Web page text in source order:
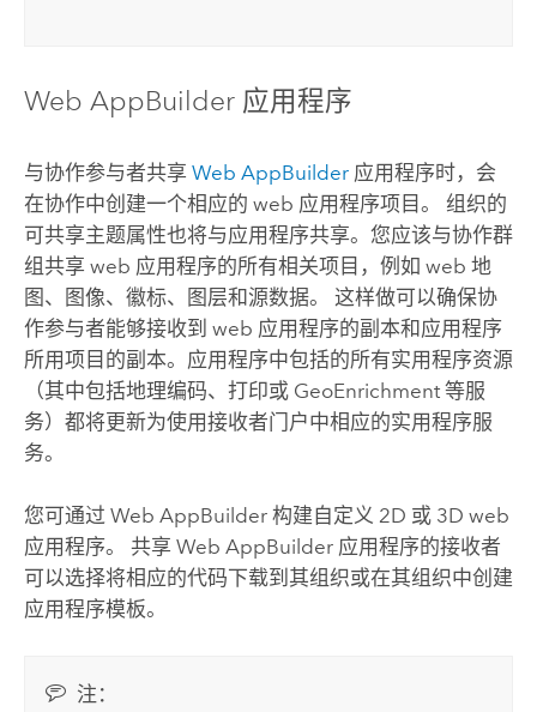
Web AppBuilder应用程序
与协作参与者共享 Web AppBuilder应用程序时，会
在协作中创建一个相应的 web 应用程序项目。 组织的
可共享主题属性也将与应用程序共享。您应该与协作群
组共享 web 应用程序的所有相关项目，例如 web 地
图、图像、徽标、图层和源数据。 这样做可以确保协
作参与者能够接收到 web 应用程序的副本和应用程序
所用项目的副本。应用程序中包括的所有实用程序资源
（其中包括地理编码、打印或 GeoEnrichment 等服
务）都将更新为使用接收者门户中相应的实用程序服
务。
您可通过 Web AppBuilder构建自定义 2D 或 3D web
应用程序。 共享 Web AppBuilder应用程序的接收者
可以选择将相应的代码下载到其组织或在其组织中创建
应用程序模板。
注：